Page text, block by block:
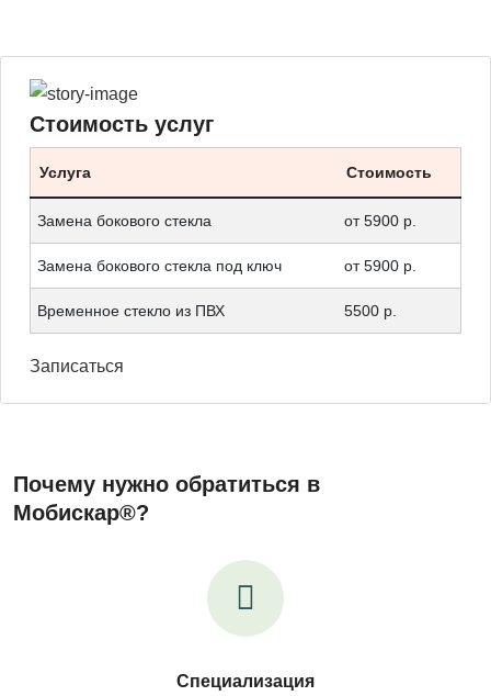
Стоимость услуг
Услуга Стоимость
Замена бокового стекла от 5900 р.
Замена бокового стекла под ключ от 5900 р.
Временное стекло из ПВХ 5500 р.
Записаться
Почему нужно обратиться в
Мобискар®?
Специализация